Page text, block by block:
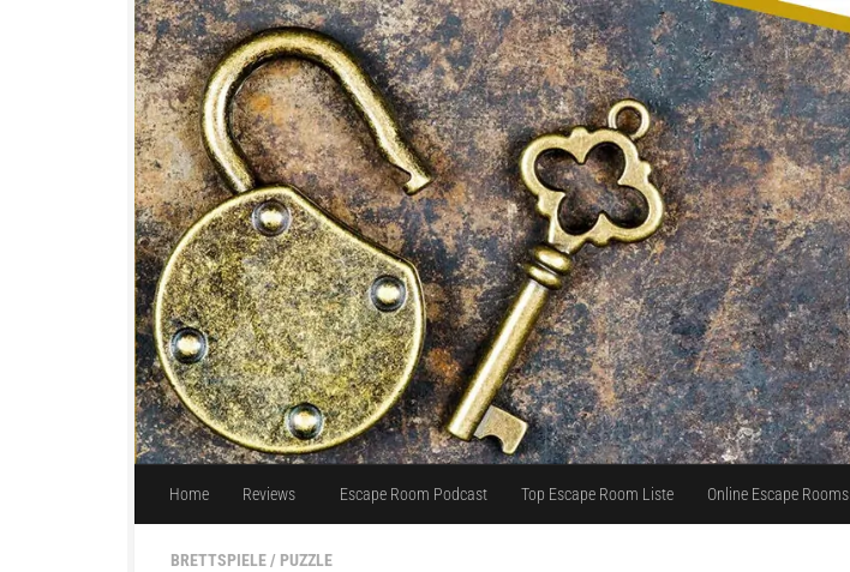
Unter dem Inhalt
Home Reviews Escape Room Podcast Top Escape Room Liste Online Escape Rooms
BRETTSPIELE/ PUZZLE